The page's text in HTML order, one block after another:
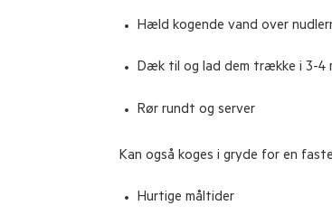
Hæld kogende vand over
Dæk til og lad dem trække i 3-4
Rør rundt og server
Kan også koges i gryde for en
Hurtige måltider